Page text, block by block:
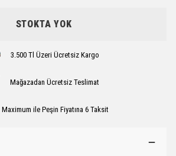
STOKTA YOK
3.500 Tl Üzeri Ücretsiz Kargo
Mağazadan Ücretsiz Teslimat
Maximum ile Peşin Fiyatına 6 Taksit